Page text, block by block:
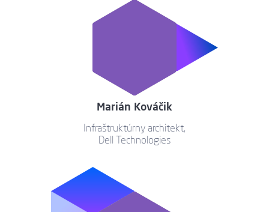
Marián Kováčik
Infraštruktúrny architekt,
Dell Technologies